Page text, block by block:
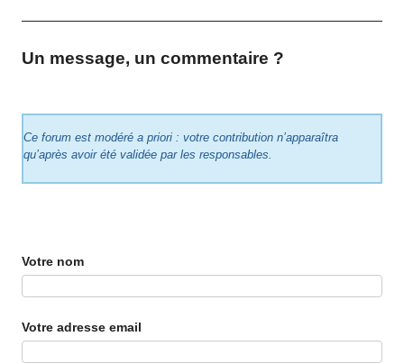
Un message, un commentaire ?
Ce forum est modéré a priori : votre contribution n’apparaîtra
qu’après avoir été validée par les responsables.
Votre nom
Votre adresse email